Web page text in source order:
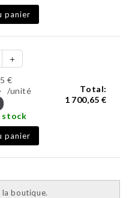
panier
€
/unité
stock
panier
Total:
1 700,65 €
boutique.